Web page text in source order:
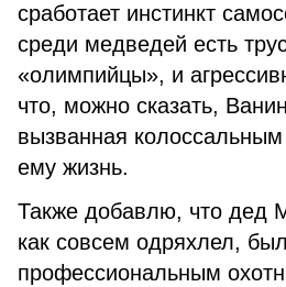
сработает инстинкт
среди медведей есть
«олимпийцы», и
что, можно сказать,
вызванная
ему жизнь.
Также добавлю, что дед
как совсем одряхлел, был
профессиональным